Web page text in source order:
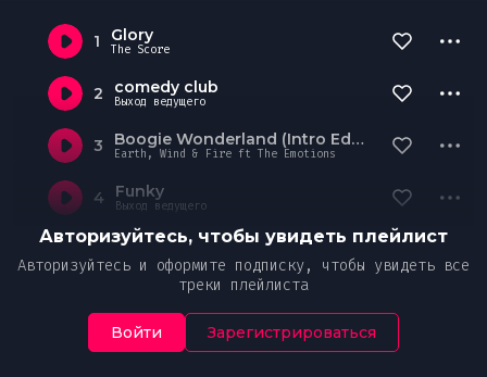
1 Glory
The Score
2 comedy club
Выход ведущего
3 Boogie Wonderland (Intro Edit) (Clean)
Earth, Wind & Fire ft The Emotions
4 Funky
Выход ведущего
Авторизуйтесь, чтобы увидеть плейлист
Авторизуйтесь и оформите подписку, чтобы увидеть все
треки плейлиста
Войти Зарегистрироваться